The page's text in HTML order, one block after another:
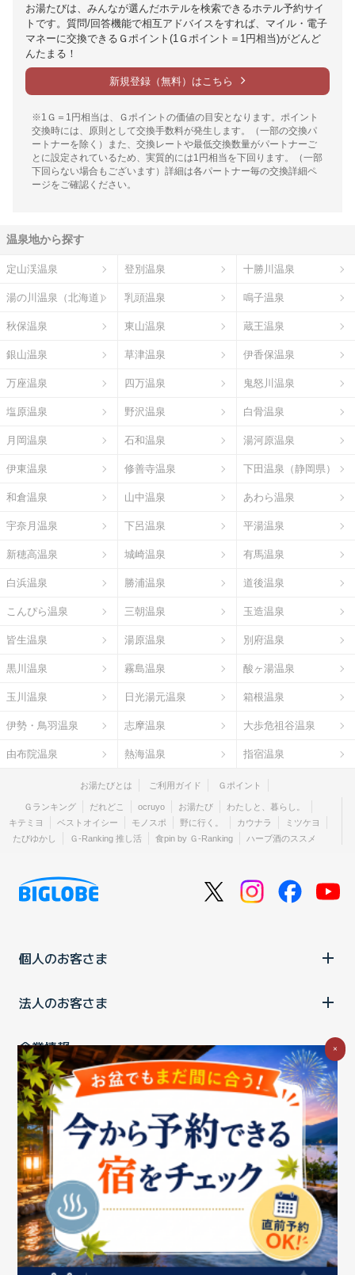
お湯たびは、みんなが選んだホテルを検索できるホテル予約サイ
トです。質問/回答機能で相互アドバイスをすれば、マイル・電子
マネーに交換できるＧポイント(1Ｇポイント＝1円相当)がどんど
んたまる！
新規登録（無料）はこちら
※1Ｇ＝1円相当は、Ｇポイントの価値の目安となります。ポイント
交換時には、原則として交換手数料が発生します。（一部の交換パ
ートナーを除く）また、交換レートや最低交換数量がパートナーご
とに設定されているため、実質的には1円相当を下回ります。（一部
下回らない場合もございます）詳細は各パートナー毎の交換詳細ペ
ージをご確認ください。
温泉地から探す
定山渓温泉 登別温泉 十勝川温泉
湯の川温泉（北海道） 乳頭温泉 鳴子温泉
秋保温泉 東山温泉 蔵王温泉
銀山温泉 草津温泉 伊香保温泉
万座温泉 四万温泉 鬼怒川温泉
塩原温泉 野沢温泉 白骨温泉
月岡温泉 石和温泉 湯河原温泉
伊東温泉 修善寺温泉 下田温泉（静岡県）
和倉温泉 山中温泉 あわら温泉
宇奈月温泉 下呂温泉 平湯温泉
新穂高温泉 城崎温泉 有馬温泉
白浜温泉 勝浦温泉 道後温泉
こんぴら温泉 三朝温泉 玉造温泉
皆生温泉 湯原温泉 別府温泉
黒川温泉 霧島温泉 酸ヶ湯温泉
玉川温泉 日光湯元温泉 箱根温泉
伊勢・鳥羽温泉 志摩温泉 大歩危祖谷温泉
由布院温泉 熱海温泉 指宿温泉
お湯たびとは ご利用ガイド Ｇポイント
Ｇランキング だれどこ ocruyo お湯たび
わたしと、暮らし。
キテミヨ
ベストオイシー モノスポ 野に行く。 カウナラ
ミツケヨ
たびゆかし
Ｇ-Ranking 推し活 食pin by Ｇ-Ranking ハーブ酒のススメ
個人のお客さま
法人のお客さま
企業情報
ご利用中の方
お問い合わせ消費税の表示 ウェブアクセシビリティの取り組み
個人情報保護ポリシープライバシーポータル
Cookieポリシー
特定商取引法に基づく表記情報セキュリティ基本方針
商標についてBIGLOBEトップ
×